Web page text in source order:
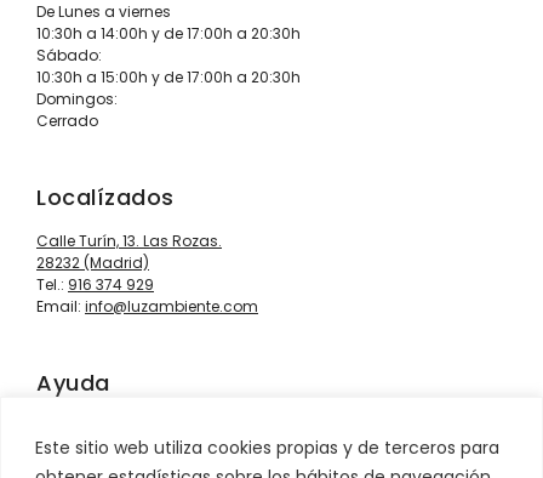
Este sitio web utiliza cookies propias y de terceros para
De Lunes a viernes
10:30h a 14:00h y de 17:00h a 20:30h
Sábado:
10:30h a 15:00h y de 17:00h a 20:30h
Domingos:
Cerrado
Localízados
Calle Turín, 13. Las Rozas.
28232 (Madrid)
Tel.: 916 374 929
Email: info@luzambiente.com
Ayuda
Información sobre envíos